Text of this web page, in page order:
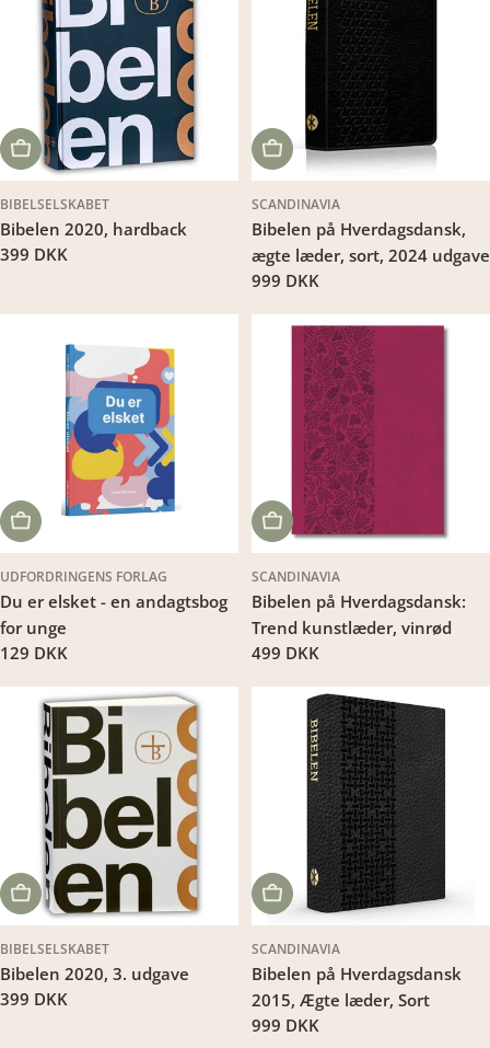
LÆG I KURV
BIBELSELSKABET
Bibelen 2020, hardback
Translation
399 DKK
LÆG I KURV
SCANDINAVIA
Bibelen på Hverdagsdansk,
ægte læder, sort, 2024 udgave
Translation
999 DKK
LÆG I KURV
UDFORDRINGENS FORLAG
Du er elsket - en andagtsbog
for unge
Translation
da.products.product.price.regular_price
129 DKK
LÆG I KURV
SCANDINAVIA
Bibelen på Hverdagsdansk:
Trend kunstlæder, vinrød
Translation
499 DKK
LÆG I KURV
BIBELSELSKABET
Bibelen 2020, 3. udgave
Translation
399 DKK
LÆG I KURV
SCANDINAVIA
Bibelen på Hverdagsdansk
2015, Ægte læder, Sort
Translation
999 DKK